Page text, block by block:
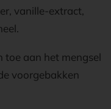
vanille-extract,
toe aan het mengsel
voorgebakken